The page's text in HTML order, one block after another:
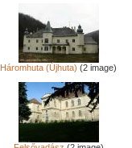
Háromhuta (Újhuta) (2 image)